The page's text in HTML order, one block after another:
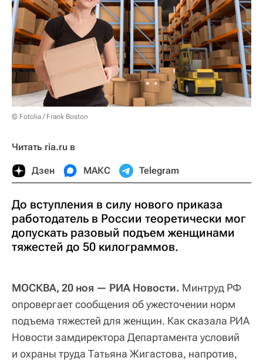
© Fotolia / Frank Boston
Читать ria.ru в
Дзен МАКС Telegram
До вступления в силу нового приказа
работодатель в России теоретически мог
допускать разовый подъем женщинами
тяжестей до 50 килограммов.
МОСКВА, 20 ноя — РИА Новости. Минтруд РФ
опровергает сообщения об ужесточении норм
подъема тяжестей для женщин. Как сказала РИА
Новости замдиректора Департамента условий
и охраны труда Татьяна Жигастова, напротив,